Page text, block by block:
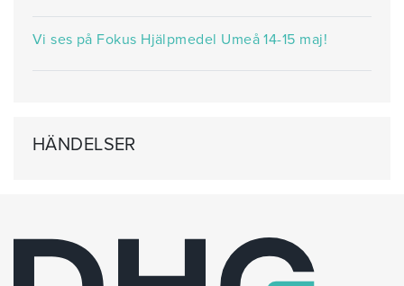
Vi ses på Fokus Hjälpmedel Umeå 14-15 maj!
HÄNDELSER